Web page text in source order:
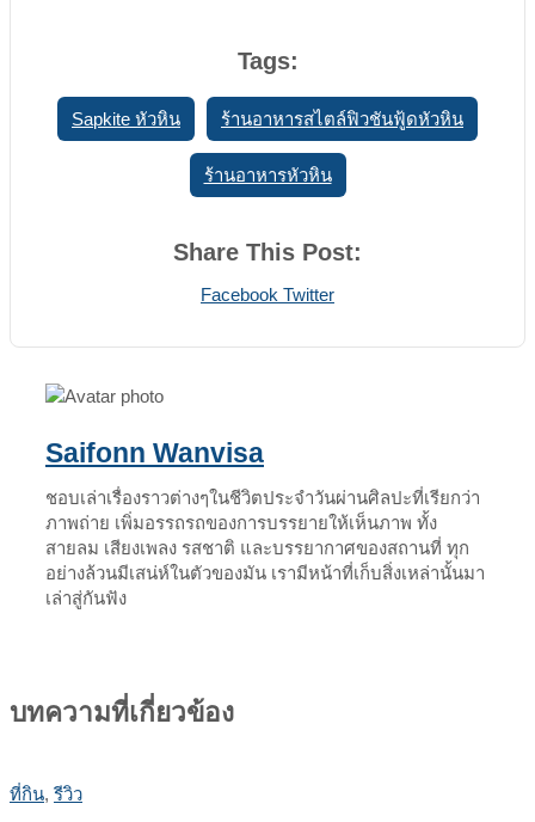
Tags:
Sapkite หัวหิน ร้านอาหารสไตล์ฟิวชันฟู้ดหัวหิน
ร้านอาหารหัวหิน
Share This Post:
Facebook TwitterPrint
Share
Email
Saifonn Wanvisa
ชอบเล่าเรื่องราวต่างๆในชีวิตประจำวันผ่านศิลปะที่เรียกว่า
ภาพถ่าย เพิ่มอรรถรถของการบรรยายให้เห็นภาพ ทั้ง
สายลม เสียงเพลง รสชาติ และบรรยากาศของสถานที่ ทุก
อย่างล้วนมีเสน่ห์ในตัวของมัน เรามีหน้าที่เก็บสิ่งเหล่านั้นมา
เล่าสู่กันฟัง
บทความที่เกี่ยวข้อง
ที่กิน, รีวิว